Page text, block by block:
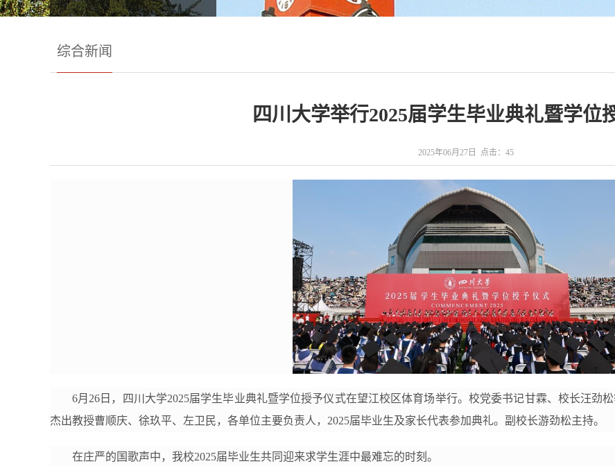
综合新闻
四川大学举行2025届学生毕业典礼暨学位
2025年06月27日 点击： 45
6月26日，四川大学2025届学生毕业典礼暨学位授予仪式在望江校区体育场举行。校党委书记甘霖、校长汪劲
杰出教授曹顺庆、徐玖平、左卫民，各单位主要负责人，2025届毕业生及家长代表参加典礼。副校长游劲松主持。
在庄严的国歌声中，我校2025届毕业生共同迎来求学生涯中最难忘的时刻。